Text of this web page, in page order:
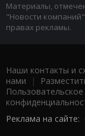
Материалы,
"Новости
правах рекламы.
Наши контакты и
нами |
Реклама на сайте: